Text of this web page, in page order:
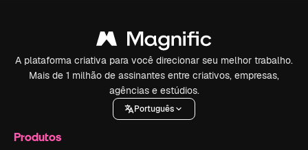
A plataforma criativa para você direcionar seu melhor trabalho.
Mais de 1 milhão de assinantes entre criativos, empresas,
agências e estúdios.
Português
Produtos